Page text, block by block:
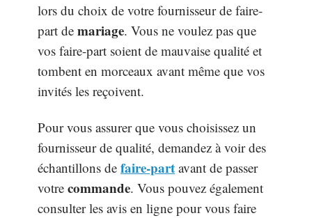
lors du choix de votre fournisseur de faire-
part de mariage. Vous ne voulez pas que
vos faire-part soient de mauvaise qualité et
tombent en morceaux avant même que vos
invités les reçoivent.
Pour vous assurer que vous choisissez un
fournisseur de qualité, demandez à voir des
échantillons de faire-part avant de passer
votre commande. Vous pouvez également
consulter les avis en ligne pour vous faire